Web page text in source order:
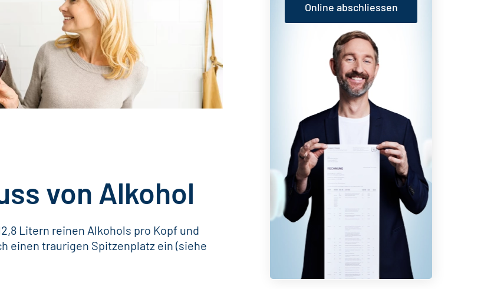
von Alkohol
Litern reinen Alkohols pro Kopf und
einen traurigen Spitzenplatz ein (siehe
Online abschliessen